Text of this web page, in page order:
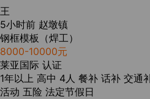
王
5小时前 赵墩镇
钢框模板（焊工）
8000-10000元
莱亚国际 认证
1年以上 高中 4人 餐补 话补 交通
活动 五险 法定节假日